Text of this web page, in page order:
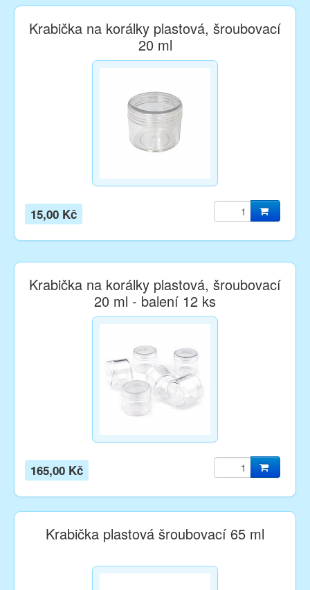
Krabička na korálky plastová, šroubovací
20 ml
15,00 Kč
Krabička na korálky plastová, šroubovací
20 ml - balení 12 ks
165,00 Kč
Krabička plastová šroubovací 65 ml